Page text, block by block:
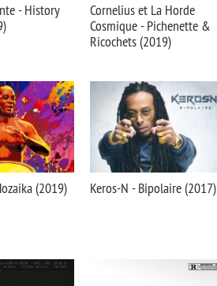
- History
Cornelius et La Horde
Cosmique - Pichenette &
Ricochets (2019)
(2019) Keros-N - Bipolaire (2017)